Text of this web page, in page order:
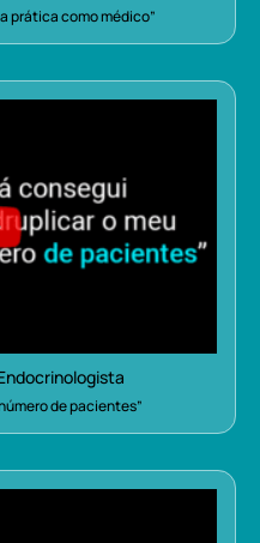
prática como médico”
de pacientes”